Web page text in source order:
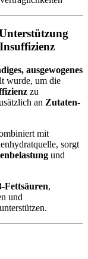
ausgewogenes
wurde, um die
zu
an Zutaten-
mit
sorgt
und
Fettsäuren,
und
unterstützen.